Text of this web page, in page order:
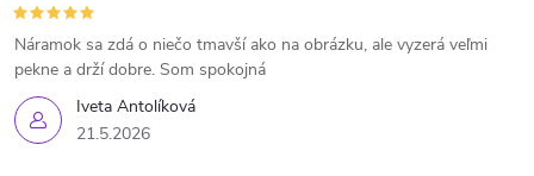
k
y
v
Iveta Antolíková
21.5.2026
Náramok sa zdá o niečo tmavší ako na obrázku, ale vyzerá veľmi
pekne a drží dobre. Som spokojná